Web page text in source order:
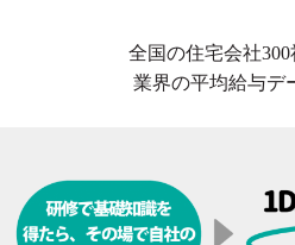
全国の住宅会社
業界の平均給与デ